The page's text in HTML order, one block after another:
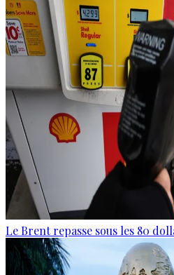
Le Brent repasse sous les 80